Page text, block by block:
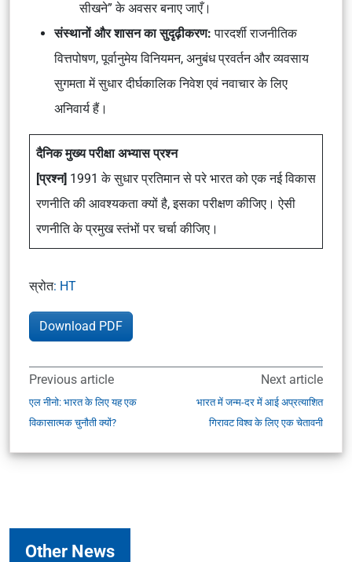
सीखने” के अवसर बनाए जाएँ।
संस्थानों और शासन का सुदृढ़ीकरण:पारदर्शी राजनीतिक
वित्तपोषण, पूर्वानुमेय विनियमन, अनुबंध प्रवर्तन और व्यवसाय
सुगमता में सुधार दीर्घकालिक निवेश एवं नवाचार के लिए
अनिवार्य हैं।
दैनिक मुख्य परीक्षा अभ्यास प्रश्न
[प्रश्न] 1991 के सुधार प्रतिमान से परे भारत को एक नई विकास
रणनीति की आवश्यकता क्यों है, इसका परीक्षण कीजिए। ऐसी
रणनीति के प्रमुख स्तंभों पर चर्चा कीजिए।
स्रोत: HT
Download PDF
Previous article
एल नीनो: भारत के लिए यह एक
विकासात्मक चुनौती क्यों?
Next article
भारत में जन्म-दर में आई अप्रत्याशित
गिरावट विश्व के लिए एक चेतावनी
Other News